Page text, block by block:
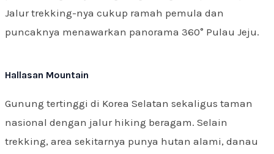
Jalur trekking-nya cukup ramah pemula dan
puncaknya menawarkan panorama 360° Pulau Jeju.
Hallasan Mountain
Gunung tertinggi di Korea Selatan sekaligus taman
nasional dengan jalur hiking beragam. Selain
trekking, area sekitarnya punya hutan alami, danau